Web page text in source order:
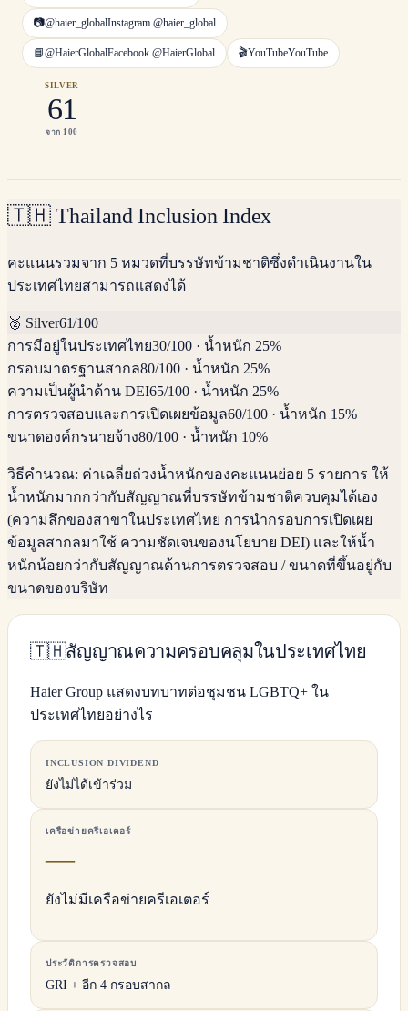
📷@haier_globalInstagram @haier_global
📘@HaierGlobalFacebook @HaierGlobal 🎬YouTubeYouTube
SILVER
61
จาก 100
🇹🇭 Thailand Inclusion Index
คะแนนรวมจาก 5 หมวดที่บรรษัทข้ามชาติซึ่งดำเนินงานใน
ประเทศไทยสามารถแสดงได้
🥈 Silver61/100
การมีอยู่ในประเทศไทย30/100 · น้ำหนัก 25%
กรอบมาตรฐานสากล80/100 · น้ำหนัก 25%
ความเป็นผู้นำด้าน DEI65/100 · น้ำหนัก 25%
การตรวจสอบและการเปิดเผยข้อมูล60/100 · น้ำหนัก 15%
ขนาดองค์กรนายจ้าง80/100 · น้ำหนัก 10%
วิธีคำนวณ: ค่าเฉลี่ยถ่วงน้ำหนักของคะแนนย่อย 5 รายการ ให้
น้ำหนักมากกว่ากับสัญญาณที่บรรษัทข้ามชาติควบคุมได้เอง
(ความลึกของสาขาในประเทศไทย การนำกรอบการเปิดเผย
ข้อมูลสากลมาใช้ ความชัดเจนของนโยบาย DEI) และให้น้ำ
หนักน้อยกว่ากับสัญญาณด้านการตรวจสอบ / ขนาดที่ขึ้นอยู่กับ
ขนาดของบริษัท
🇹🇭สัญญาณความครอบคลุมในประเทศไทย
Haier Group แสดงบทบาทต่อชุมชน LGBTQ+ ใน
ประเทศไทยอย่างไร
INCLUSION DIVIDEND
ยังไม่ได้เข้าร่วม
เครือข่ายครีเอเตอร์
—
ยังไม่มีเครือข่ายครีเอเตอร์
ประวัติการตรวจสอบ
GRI + อีก 4 กรอบสากล